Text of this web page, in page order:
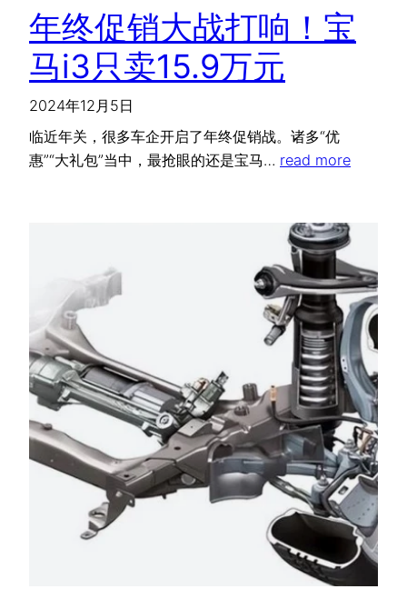
年终促销大战打响！宝
马i3只卖15.9万元
2024年12月5日
临近年关，很多车企开启了年终促销战。诸多“优
惠”“大礼包”当中，最抢眼的还是宝马… read more